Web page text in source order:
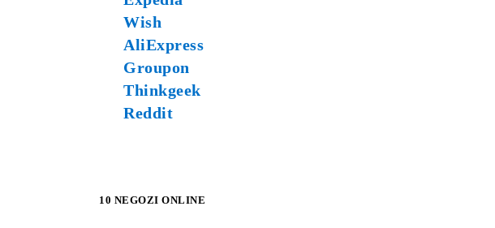
Wish
AliExpress
Groupon
Thinkgeek
Reddit
10 NEGOZI ONLINE